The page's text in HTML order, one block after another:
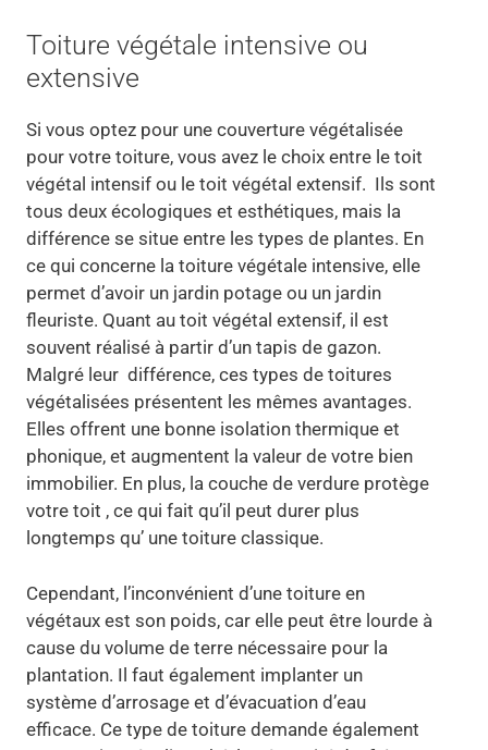
Toiture végétale intensive ou
extensive
Si vous optez pour une couverture végétalisée
pour votre toiture, vous avez le choix entre le toit
végétal intensif ou le toit végétal extensif. Ils sont
tous deux écologiques et esthétiques, mais la
différence se situe entre les types de plantes. En
ce qui concerne la toiture végétale intensive, elle
permet d’avoir un jardin potage ou un jardin
fleuriste. Quant au toit végétal extensif, il est
souvent réalisé à partir d’un tapis de gazon.
Malgré leur différence, ces types de toitures
végétalisées présentent les mêmes avantages.
Elles offrent une bonne isolation thermique et
phonique, et augmentent la valeur de votre bien
immobilier. En plus, la couche de verdure protège
votre toit , ce qui fait qu’il peut durer plus
longtemps qu’ une toiture classique.
Cependant, l’inconvénient d’une toiture en
végétaux est son poids, car elle peut être lourde à
cause du volume de terre nécessaire pour la
plantation. Il faut également implanter un
système d’arrosage et d’évacuation d’eau
efficace. Ce type de toiture demande également